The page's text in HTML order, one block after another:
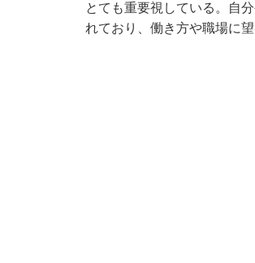
とても重要視している。自
れており、働き方や職場に